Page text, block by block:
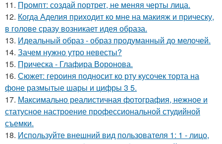
11. Промпт: создай портрет, не меняя черты лица.
12. Когда Аделия приходит ко мне на макияж и прическу,
в голове сразу возникает идея образа.
13. Идеальный образ - образ продуманный до мелочей.
14. Зачем нужно утро невесты?
15. Прическа - Глафира Воронова.
16. Сюжет: героиня подносит ко рту кусочек торта на
фоне размытые шары и цифры 3 5.
17. Максимально реалистичная фотография, нежное и
статусное настроение профессиональной студийной
съемки.
18. Используйте внешний вид пользователя 1: 1 - лицо,